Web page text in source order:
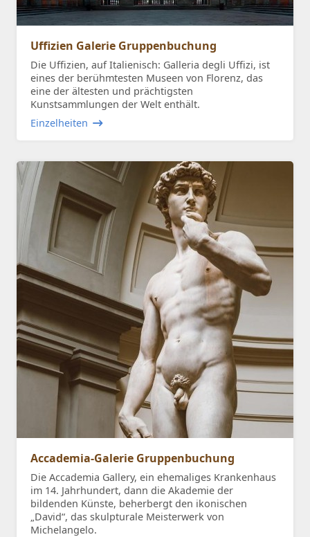
Uffizien Galerie Gruppenbuchung
Die Uffizien, auf Italienisch: Galleria degli Uffizi, ist
eines der berühmtesten Museen von Florenz, das
eine der ältesten und prächtigsten
Kunstsammlungen der Welt enthält.
Einzelheiten
Accademia-Galerie Gruppenbuchung
Die Accademia Gallery, ein ehemaliges Krankenhaus
im 14. Jahrhundert, dann die Akademie der
bildenden Künste, beherbergt den ikonischen
„David“, das skulpturale Meisterwerk von
Michelangelo.